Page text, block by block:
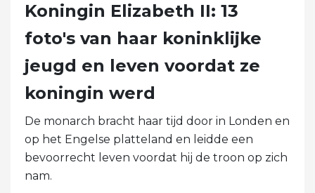
Koningin Elizabeth II: 13
foto's van haar koninklijke
jeugd en leven voordat ze
koningin werd
De monarch bracht haar tijd door in Londen en
op het Engelse platteland en leidde een
bevoorrecht leven voordat hij de troon op zich
nam.